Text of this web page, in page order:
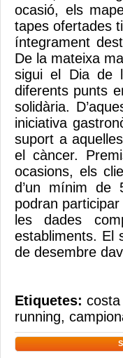
ocasió, els
tapes ofertades
íntegrament
De la mateixa
sigui el Dia de
diferents punts
solidària.
iniciativa
suport a
el càncer.
ocasions, els
d’un mínim de
podran
les dades
establiments. El
de desembre
Etiquetes:
running,